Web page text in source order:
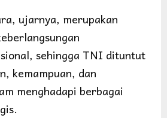
ujarnya, merupakan
sehingga TNI dituntut
kemampuan, dan
menghadapi berbagai